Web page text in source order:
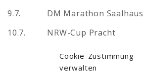
Cookie-Zustimmung
verwalten
9.7. DM Marathon
10.7. NRW-Cup Pracht
16.-17.7. Deutsche
30.7. Bundesliga Nürburgring